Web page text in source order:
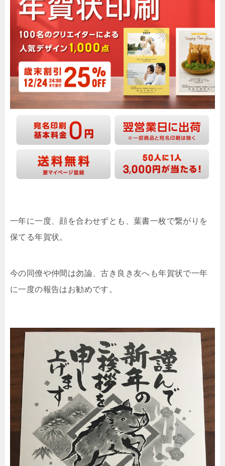
一年に一度、顔を合わせずとも、葉書一枚で繋がりを
保てる年賀状。
今の同僚や仲間は勿論、古き良き友へも年賀状で一年
に一度の報告はお勧めです。